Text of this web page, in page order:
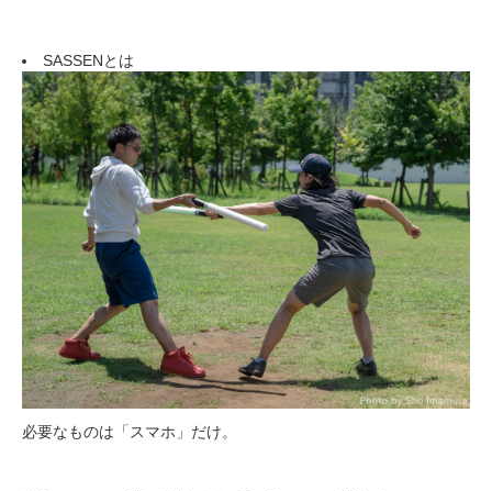
SASSENとは
必要なものは「スマホ」だけ。